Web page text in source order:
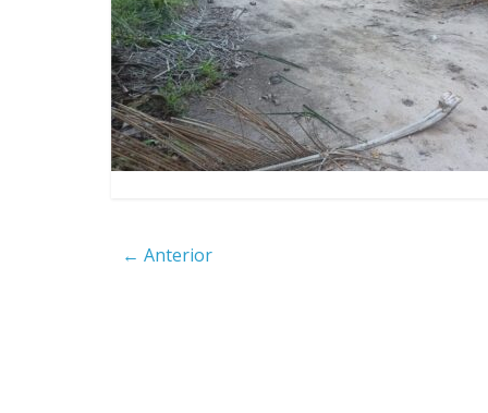
campanha integrada: Agosto
Dourado e Lilás
Agosto Lilás combate a
violência contra a mulher
← Anterior